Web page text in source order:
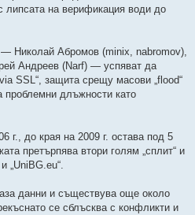
липсата на верификация води до
— Николай Абромов (minix, nabromov),
Андреев (Narf) — успяват да
SSL“, защита срещу масови „flood“
проблемни длъжности като
г., до края на 2009 г. остава под 5
претърпява втори голям „сплит“ и
„UniBG.eu“.
данни и съществува още около
се сблъсква с конфликти и